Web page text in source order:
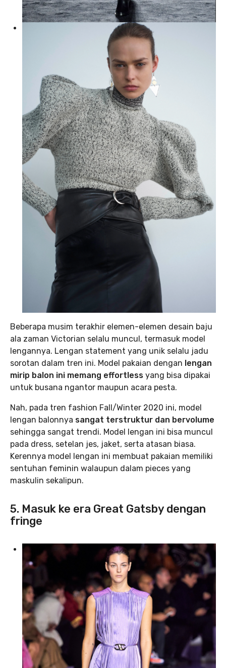
Beberapa musim terakhir elemen-elemen desain baju
ala zaman Victorian selalu muncul, termasuk model
lengannya. Lengan statement yang unik selalu jadu
sorotan dalam tren ini. Model pakaian dengan lengan
mirip balon ini memang effortless yang bisa dipakai
untuk busana ngantor maupun acara pesta.
Nah, pada tren fashion Fall/Winter 2020 ini, model
lengan balonnya sangat terstruktur dan bervolume
sehingga sangat trendi. Model lengan ini bisa muncul
pada dress, setelan jes, jaket, serta atasan biasa.
Kerennya model lengan ini membuat pakaian memiliki
sentuhan feminin walaupun dalam pieces yang
maskulin sekalipun.
5. Masuk ke era Great Gatsby dengan
fringe